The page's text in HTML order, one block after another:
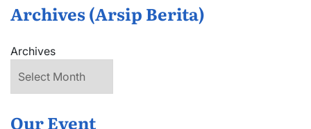
Archives (Arsip Berita)
Archives
Our Event